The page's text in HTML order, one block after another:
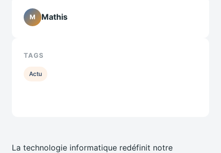
La technologie informatique redéfinit notre
M Mathis
TAGS
Actu